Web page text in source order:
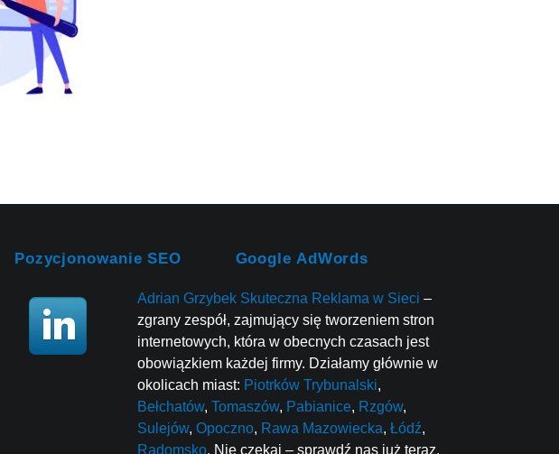
Pozycjonowanie SEO Google AdWords
Adrian Grzybek Skuteczna Reklama w Sieci –
zgrany zespół, zajmujący się tworzeniem stron
internetowych, która w obecnych czasach jest
obowiązkiem każdej firmy. Działamy głównie w
okolicach miast: Piotrków Trybunalski,
Bełchatów, Tomaszów, Pabianice, Rzgów,
Sulejów, Opoczno, Rawa Mazowiecka, Łódź,
Radomsko. Nie czekaj – sprawdź nas już teraz.